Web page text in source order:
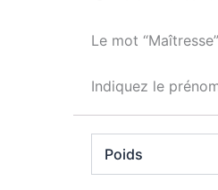
Le mot
Indiquez le
Poids